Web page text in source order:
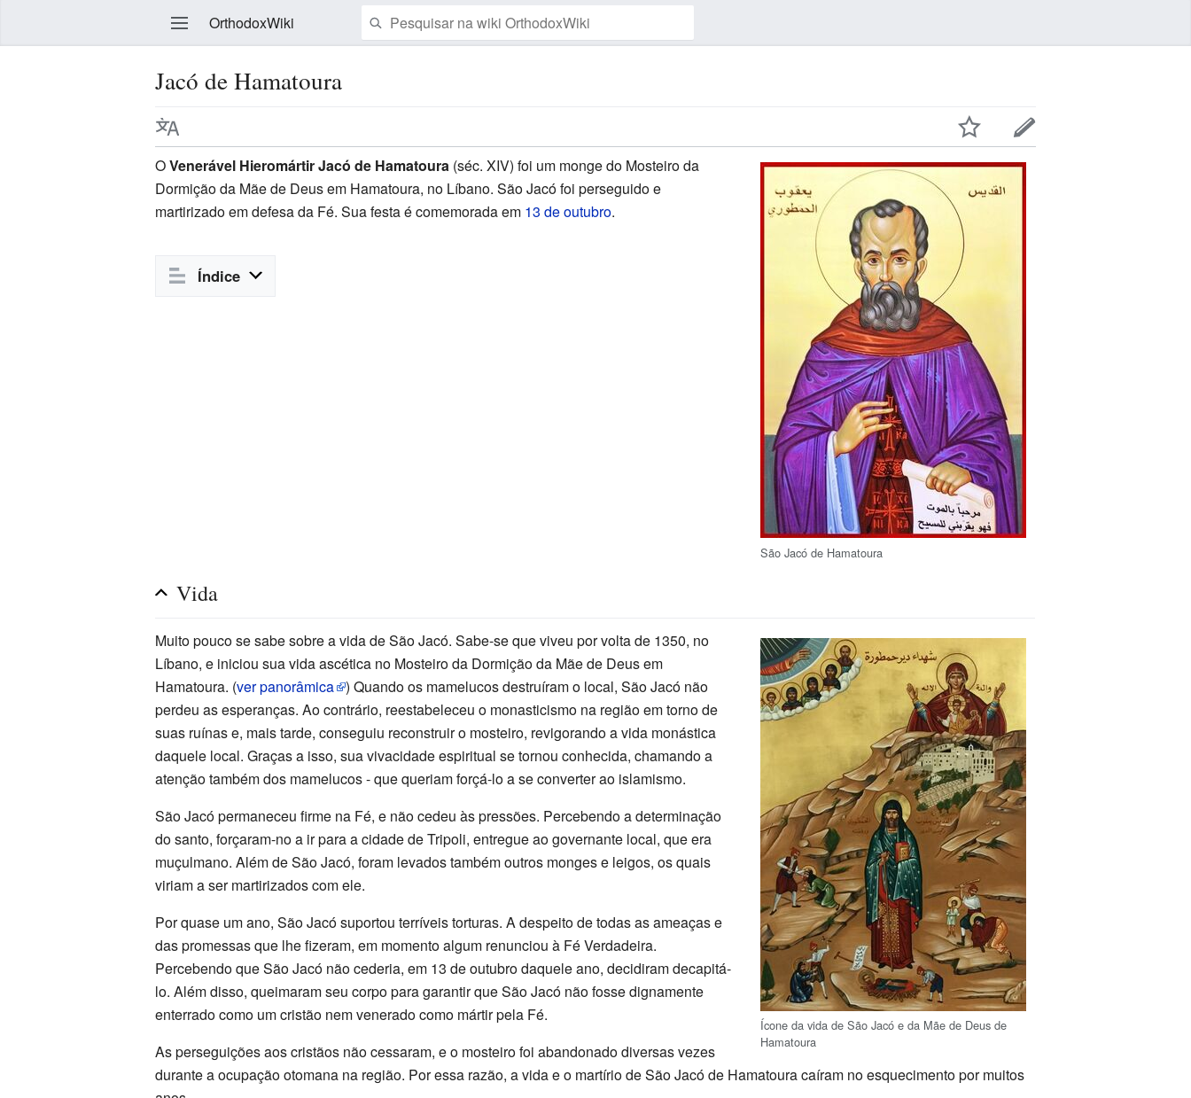
OrthodoxWiki
Jacó de Hamatoura
São Jacó de Hamatoura
OVenerável Hieromártir Jacó de Hamatoura (séc. XIV) foi um monge do Mosteiro da
Dormição da Mãe de Deus em Hamatoura, no Líbano. São Jacó foi perseguido e
martirizado em defesa da Fé. Sua festa é comemorada em 13 de outubro.
Índice
Vida
Ícone da vida de São Jacó e da Mãe de Deus de
Hamatoura
Muito pouco se sabe sobre a vida de São Jacó. Sabe-se que viveu por volta de 1350, no
Líbano, e iniciou sua vida ascética no Mosteiro da Dormição da Mãe de Deus em
Hamatoura. (ver panorâmica ) Quando os mamelucos destruíram o local, São Jacó não
perdeu as esperanças. Ao contrário, reestabeleceu o monasticismo na região em torno de
suas ruínas e, mais tarde, conseguiu reconstruir o mosteiro, revigorando a vida monástica
daquele local. Graças a isso, sua vivacidade espiritual se tornou conhecida, chamando a
atenção também dos mamelucos - que queriam forçá-lo a se converter ao islamismo.
São Jacó permaneceu firme na Fé, e não cedeu às pressões. Percebendo a determinação
do santo, forçaram-no a ir para a cidade de Tripoli, entregue ao governante local, que era
muçulmano. Além de São Jacó, foram levados também outros monges e leigos, os quais
viriam a ser martirizados com ele.
Por quase um ano, São Jacó suportou terríveis torturas. A despeito de todas as ameaças e
das promessas que lhe fizeram, em momento algum renunciou à Fé Verdadeira.
Percebendo que São Jacó não cederia, em 13 de outubro daquele ano, decidiram decapitá-
lo. Além disso, queimaram seu corpo para garantir que São Jacó não fosse dignamente
enterrado como um cristão nem venerado como mártir pela Fé.
As perseguições aos cristãos não cessaram, e o mosteiro foi abandonado diversas vezes
durante a ocupação otomana na região. Por essa razão, a vida e o martírio de São Jacó de Hamatoura caíram no esquecimento por muitos